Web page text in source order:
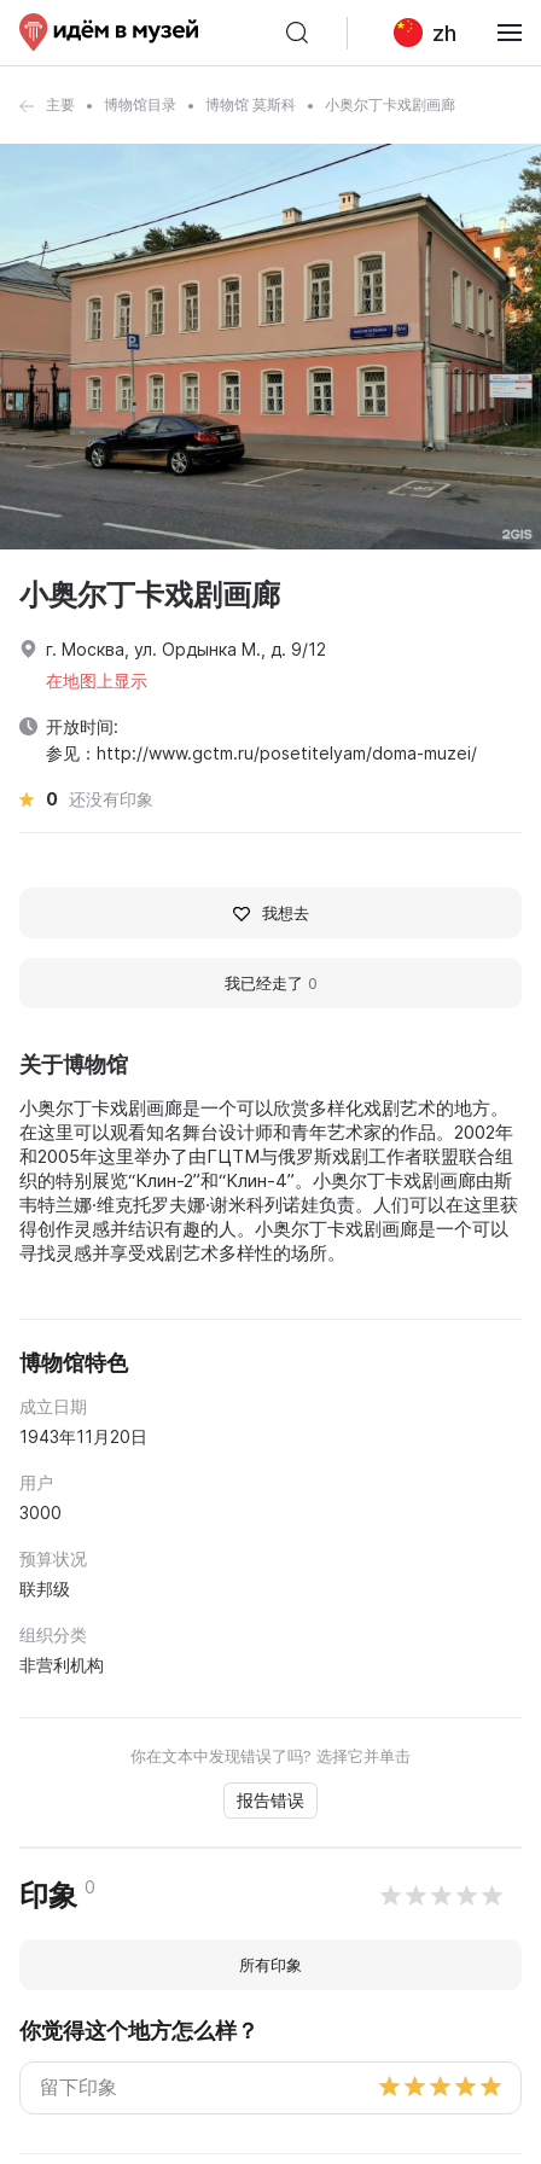
zh
主要 博物馆目录 博物馆 莫斯科 小奥尔丁卡戏剧画廊
关于博物馆
小奥尔丁卡戏剧画廊是一个可以欣赏多样化戏剧艺术的地方。
在这里可以观看知名舞台设计师和青年艺术家的作品。2002年
和2005年这里举办了由ГЦТМ与俄罗斯戏剧工作者联盟联合组
织的特别展览“Клин-2”和“Клин-4”。小奥尔丁卡戏剧画廊由斯
韦特兰娜·维克托罗夫娜·谢米科列诺娃负责。人们可以在这里获
得创作灵感并结识有趣的人。小奥尔丁卡戏剧画廊是一个可以
寻找灵感并享受戏剧艺术多样性的场所。
博物馆特色
成立日期
1943年11月20日
用户
3000
预算状况
联邦级
组织分类
非营利机构
你在文本中发现错误了吗? 选择它并单击
报告错误
印象 0
所有印象
你觉得这个地方怎么样？
小奥尔丁卡戏剧画廊
г. Москва, ул. Ордынка М., д. 9/12
在地图上显示
开放时间:
参见：http://www.gctm.ru/posetitelyam/doma-muzei/
0 还没有印象
我想去
我已经走了 0